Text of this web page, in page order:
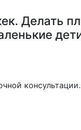
Делать
консультации.